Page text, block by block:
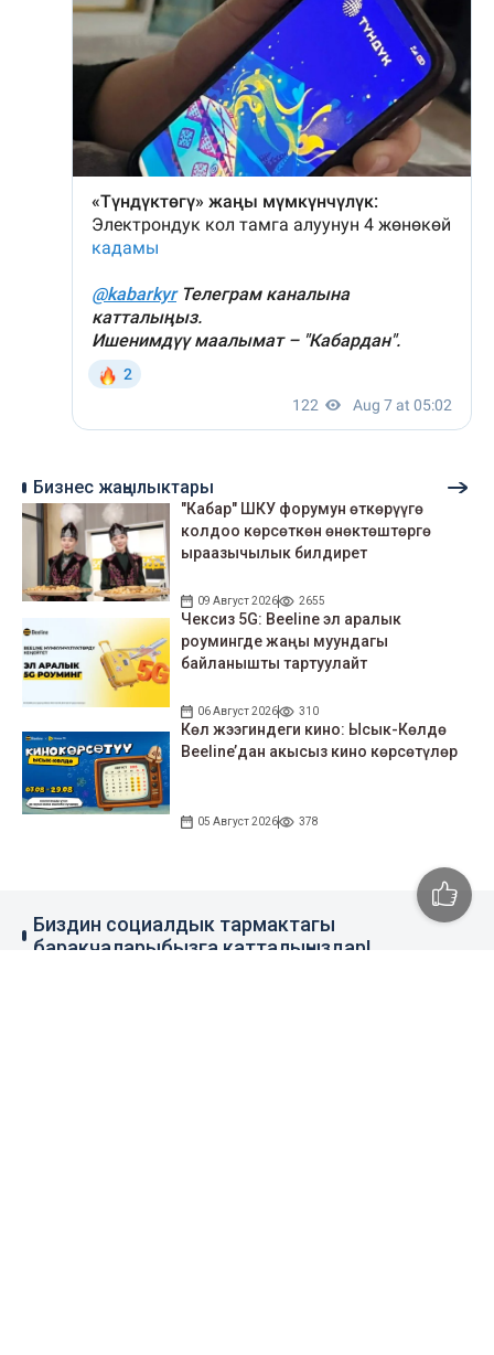
Бизнес жаңылыктары
"Кабар" ШКУ форумун өткөрүүгө
колдоо көрсөткөн өнөктөштөргө
ыраазычылык билдирет
09 Август 2026 2655
Чексиз 5G: Beeline эл аралык
роумингде жаңы муундагы
байланышты тартуулайт
06 Август 2026 310
Көл жээгиндеги кино: Ысык-Көлдө
Beeline’дан акысыз кино көрсөтүлөр
05 Август 2026 378
Биздин социалдык тармактагы
баракчаларыбызга катталыңыздар!